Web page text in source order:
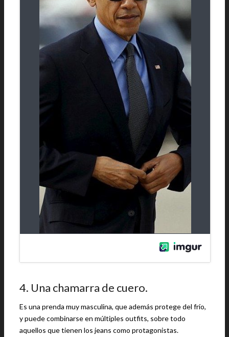
4. Una chamarra de cuero.
Es una prenda muy masculina, que además protege del frío,
y puede combinarse en múltiples outfits, sobre todo
aquellos que tienen los jeans como protagonistas.